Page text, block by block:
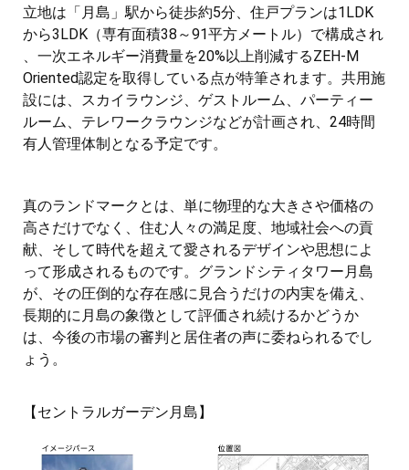
立地は「月島」駅から徒歩約5分、住戸プランは1LDK
から3LDK（専有面積38～91平方メートル）で構成され
、一次エネルギー消費量を20%以上削減するZEH-M
Oriented認定を取得している点が特筆されます。共用施
設には、スカイラウンジ、ゲストルーム、パーティー
ルーム、テレワークラウンジなどが計画され、24時間
有人管理体制となる予定です。
真のランドマークとは、単に物理的な大きさや価格の
高さだけでなく、住む人々の満足度、地域社会への貢
献、そして時代を超えて愛されるデザインや思想によ
って形成されるものです。グランドシティタワー月島
が、その圧倒的な存在感に見合うだけの内実を備え、
長期的に月島の象徴として評価され続けるかどうか
は、今後の市場の審判と居住者の声に委ねられるでし
ょう。
【セントラルガーデン月島】